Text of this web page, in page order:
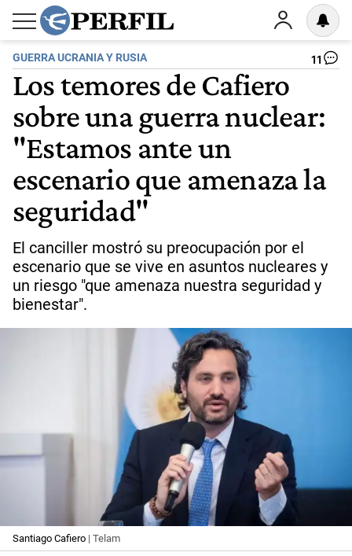
GUERRA UCRANIA Y RUSIA 11
Los temores de Cafiero
sobre una guerra nuclear:
"Estamos ante un
escenario que amenaza la
seguridad"
El canciller mostró su preocupación por el
escenario que se vive en asuntos nucleares y
un riesgo "que amenaza nuestra seguridad y
bienestar".
Santiago Cafiero | Telam